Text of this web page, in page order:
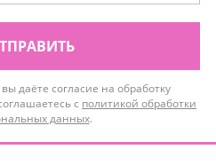
даёте согласие на обработку
с политикой обработки
данных.